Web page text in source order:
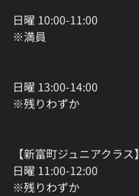
日曜 10:00-11:00
※満員
日曜 13:00-14:00
※残りわずか
【新富町ジュニアクラス】
日曜 11:00-12:00
※残りわずか